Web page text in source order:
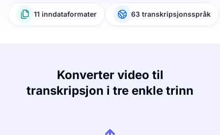
11 inndataformater 63 transkripsjonsspråk
Konverter video til
transkripsjon i tre enkle trinn